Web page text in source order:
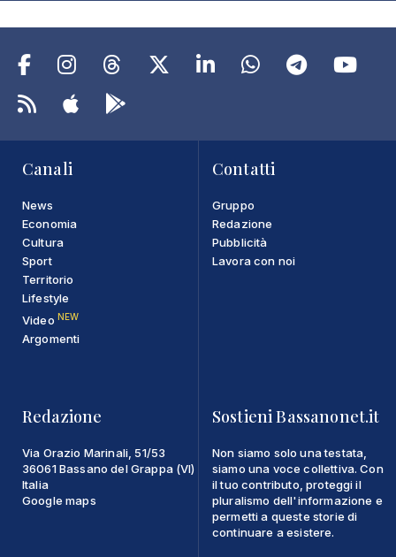
Canali
News
Economia
Cultura
Sport
Territorio
Lifestyle
Video NEW
Argomenti
Contatti
Gruppo
Redazione
Pubblicità
Lavora con noi
Redazione
Via Orazio Marinali, 51/53
36061 Bassano del Grappa (VI)
Italia
Google maps
Sostieni Bassanonet.it
Non siamo solo una testata,
siamo una voce collettiva. Con
il tuo contributo, proteggi il
pluralismo dell'informazione e
permetti a queste storie di
continuare a esistere.